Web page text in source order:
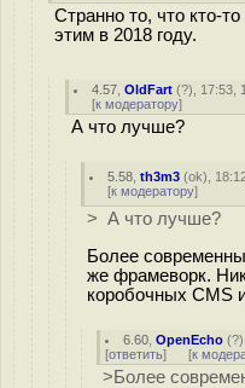
Странно то, что кто-
этим в 2018 году.
4.57 ,OldFart (?), 17:53,
[к модератору]
А что лучше?
5.58 ,th3m3 (ok),
[к модератору]
> А что лучше?
Более
же фрамеворк.
коробочных CMS
6.60 ,OpenEcho (?
[ответить] [к
>Более